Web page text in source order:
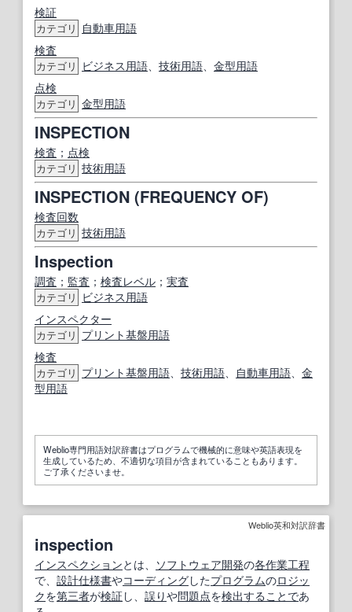
検証
カテゴリ
自動車用語
検査
カテゴリ ビジネス用語、 技術用語、 金型用語
点検
カテゴリ 金型用語
INSPECTION
検査 ； 点検
カテゴリ 技術用語
INSPECTION (FREQUENCY OF)
検査回数
カテゴリ 技術用語
Inspection
調査 ； 監査 ； 検査レベル ； 実査
カテゴリ
ビジネス用語
インスペクター
カテゴリ プリント基盤用語
検査
カテゴリ プリント基盤用語、 技術用語、 自動車用語、 金
型用語
Weblio専門用語対訳辞書はプログラムで機械的に意味や英語表現を
生成しているため、不適切な項目が含まれていることもあります。
ご了承くださいませ。
Weblio英和対訳辞書
inspection
インスペクションとは、 ソフトウェア開発の各作業工程
で、 設計仕様書やコーディングしたプログラムのロジッ
クを第三者が検証し、 誤りや問題点を検出することであ